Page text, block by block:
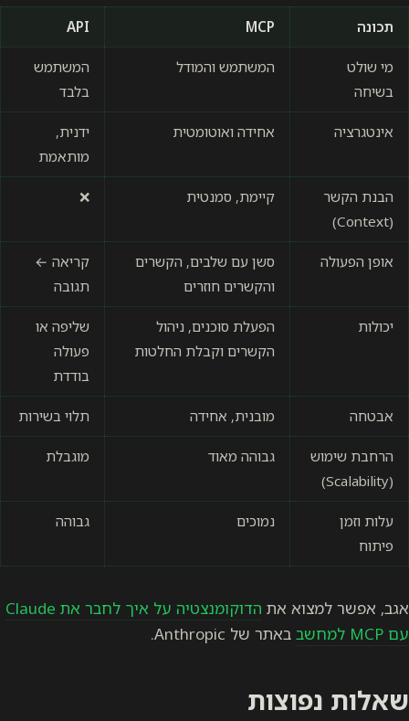
תכונה MCP
API
מי שולט
בשיחה
המשתמש והמודל
המשתמש
בלבד
אינטגרציה אחידה ואוטומטית
ידנית,
מותאמת
הבנת הקשר
(Context)
קיימת, סמנטית ❌
אופן הפעולה
סשן עם שלבים, הקשרים
והקשרים חוזרים
קריאה ←
תגובה
יכולות
הפעלת סוכנים, ניהול
הקשרים וקבלת החלטות
שליפה או
פעולה
בודדת
אבטחה מובנית, אחידה תלוי בשירות
הרחבת שימוש
(Scalability)
גבוהה מאוד מוגבלת
עלות וזמן
פיתוח
נמוכים גבוהה
אגב, אפשר למצוא את
הדוקומנצטיה על איך לחבר את Claude
עם MCP למחשב
באתר של Anthropic.
שאלות נפוצות